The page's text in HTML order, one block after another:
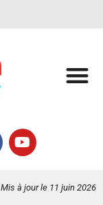
Mis à jour le 11 juin 2026